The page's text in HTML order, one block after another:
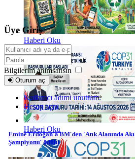
Haberi Oku
Haberi Oku
Üye Giriş
Bilgilerim anımsansın
Oturum aç
Kullanıcı adımı unuttum.
Hesap açın
Emine Erdoğan'a BM'den 'Atık Alanında
Şampiyonu' ödülü